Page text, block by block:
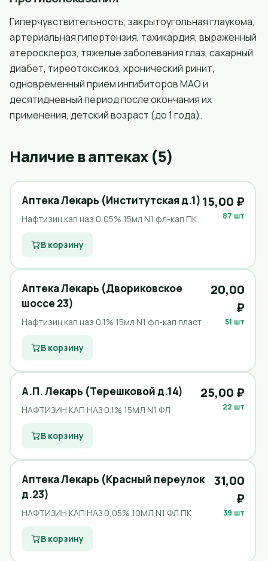
Гиперчувствительность, закрытоугольная глаукома,
артериальная гипертензия, тахикардия, выраженный
атеросклероз, тяжелые заболевания глаз, сахарный
диабет, тиреотоксикоз, хронический ринит,
одновременный прием ингибиторов МАО и
десятидневный период после окончания их
применения, детский возраст (до 1 года).
Наличие в аптеках (5)
Аптека Лекарь (Институтская д.1)
Нафтизин кап наз 0,05% 15мл N1 фл-кап ПК
15,00 ₽
87 шт
В корзину
Аптека Лекарь (Двориковское
шоссе 23)
Нафтизин кап наз 0,1% 15мл N1 фл-кап пласт
20,00
₽
51 шт
В корзину
А.П. Лекарь (Терешковой д.14)
НАФТИЗИН КАП НАЗ 0,1% 15МЛ N1 ФЛ
25,00 ₽
22 шт
В корзину
Аптека Лекарь (Красный переулок
д.23)
НАФТИЗИН КАП НАЗ 0,05% 10МЛ N1 ФЛ ПК
31,00
₽
39 шт
В корзину